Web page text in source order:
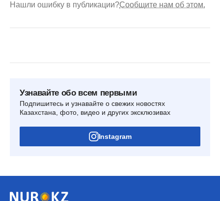
Нашли ошибку в публикации?Сообщите нам об этом.
Узнавайте обо всем первыми
Подпишитесь и узнавайте о свежих новостях
Казахстана, фото, видео и других эксклюзивах
Instagram